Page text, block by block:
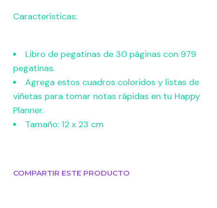
Características:
Libro de pegatinas de 30 páginas con 979
pegatinas.
Agrega estos cuadros coloridos y listas de
viñetas para tomar notas rápidas en tu Happy
Planner.
Tamaño: 12 x 23 cm
COMPARTIR ESTE PRODUCTO